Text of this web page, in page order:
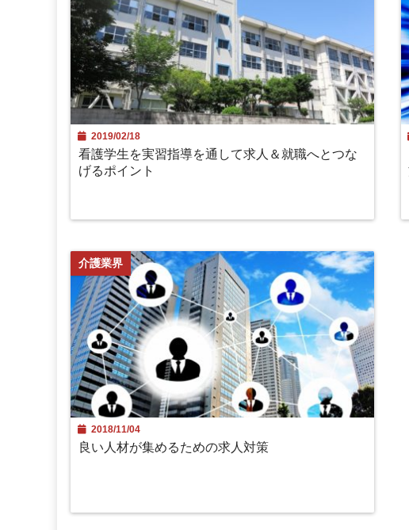
2019/02/18
看護学生を実習指導を通して求人＆就職へとつな
げるポイント
介護業界
2018/11/04
良い人材が集めるための求人対策